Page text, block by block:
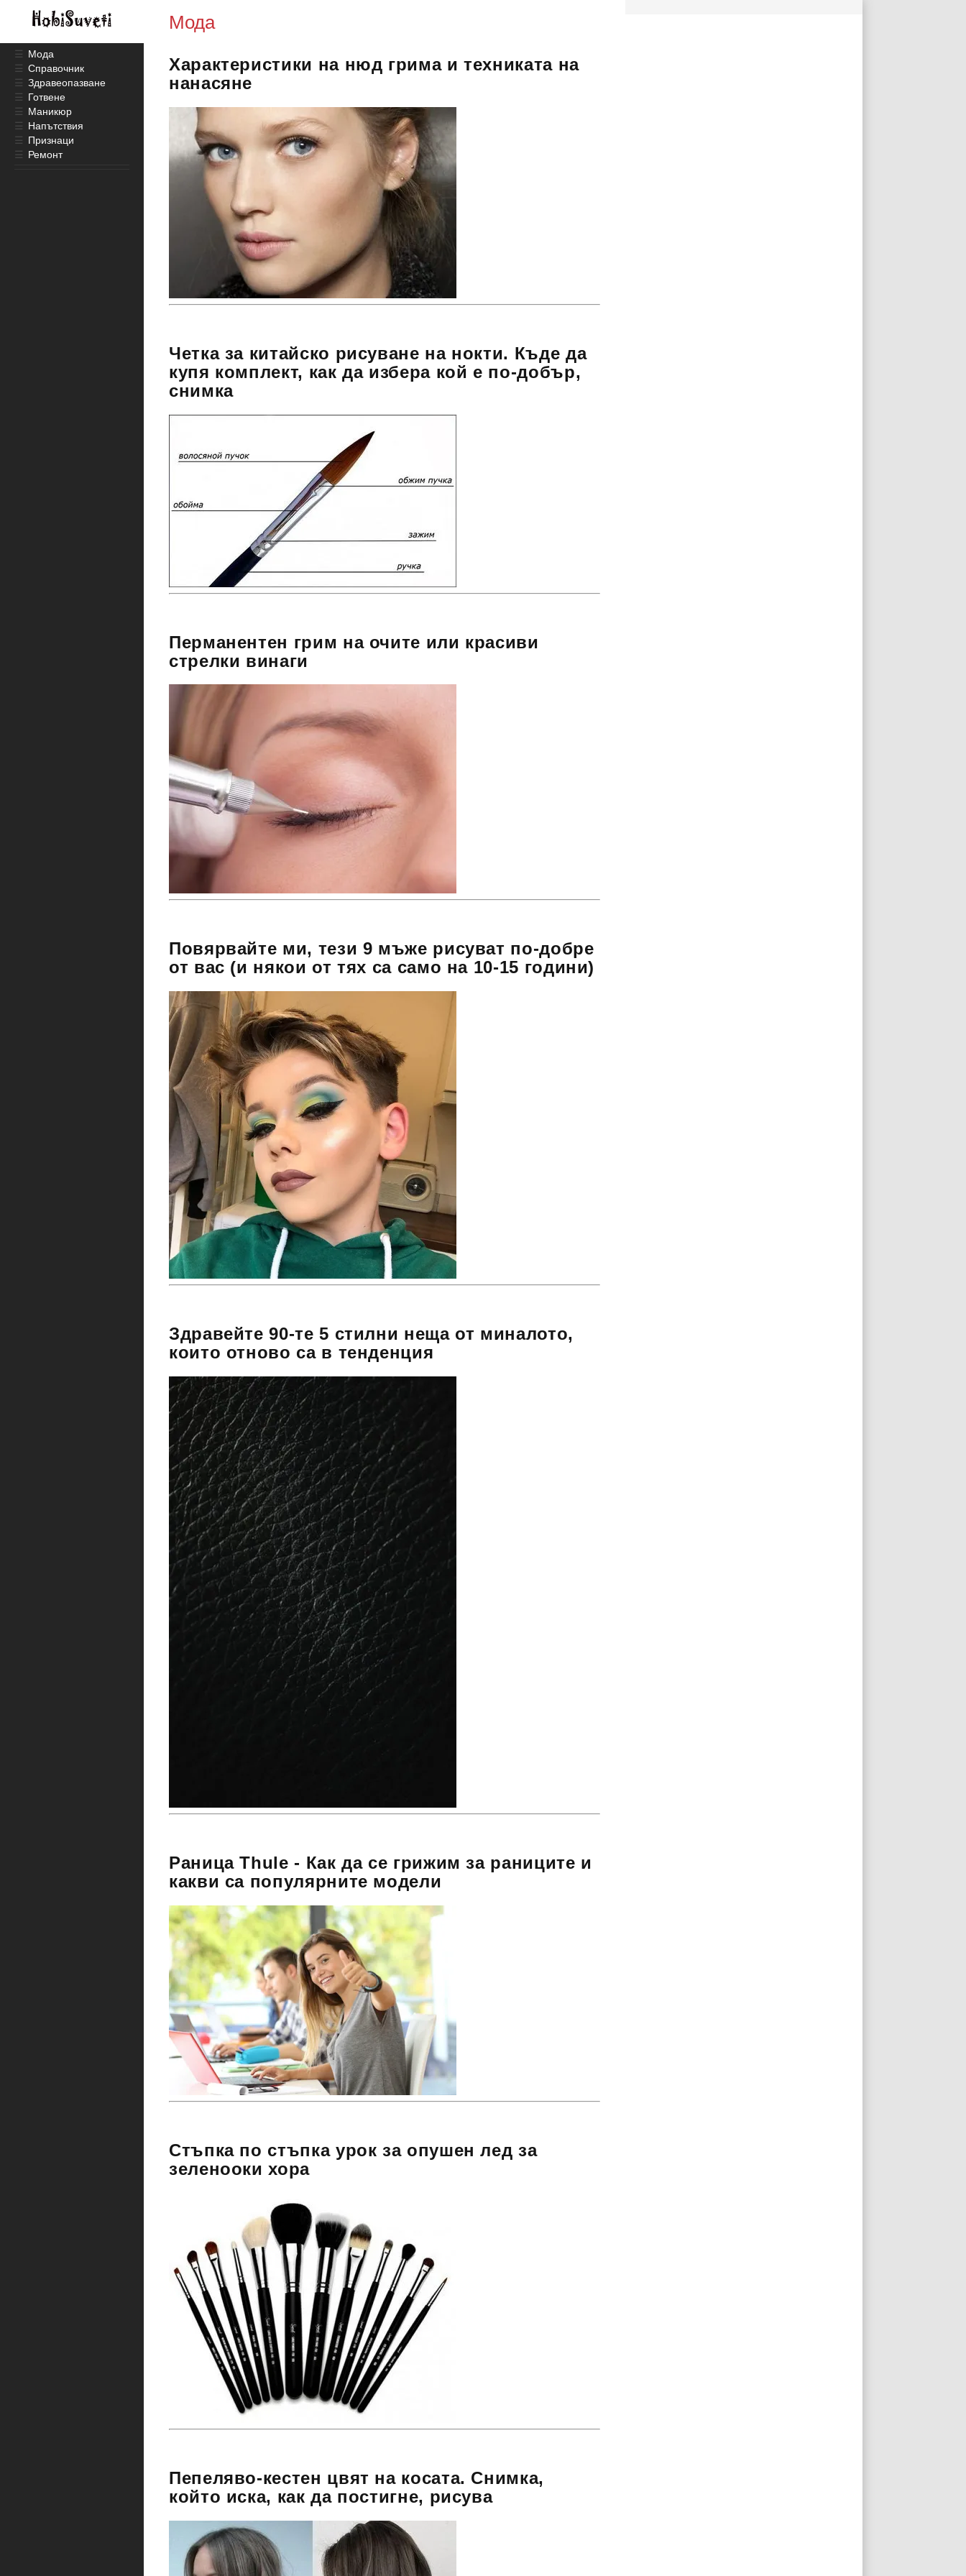
Мода
Характеристики на нюд грима и техниката на
нанасяне
Четка за китайско рисуване на нокти. Къде да
купя комплект, как да избера кой е по-добър,
снимка
Перманентен грим на очите или красиви
стрелки винаги
Повярвайте ми, тези 9 мъже рисуват по-добре
от вас (и някои от тях са само на 10-15 години)
Здравейте 90-те 5 стилни неща от миналото,
които отново са в тенденция
Раница Thule - Как да се грижим за раниците и
какви са популярните модели
Стъпка по стъпка урок за опушен лед за
зеленооки хора
Пепеляво-кестен цвят на косата. Снимка,
който иска, как да постигне, рисува
☰ Мода
☰ Справочник
☰ Здравеопазване
☰ Готвене
☰ Маникюр
☰ Напътствия
☰ Признаци
☰ Ремонт